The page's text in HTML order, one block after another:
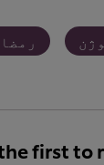
first to